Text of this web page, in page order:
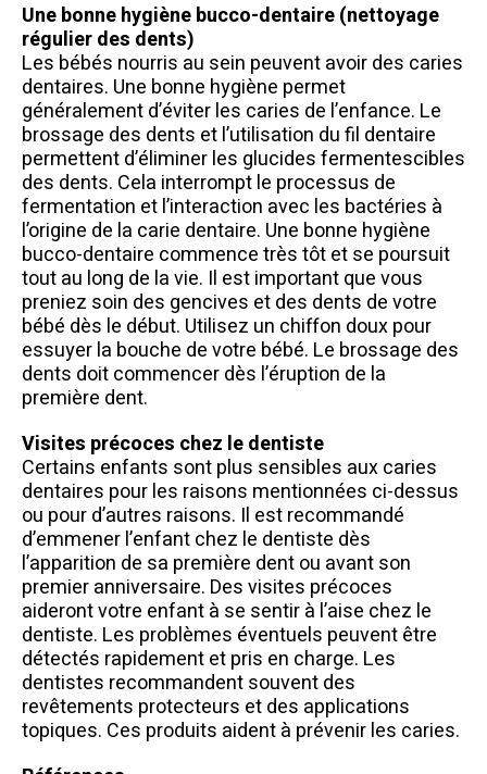
Une bonne hygiène bucco-dentaire (nettoyage
régulier des dents)
Les bébés nourris au sein peuvent avoir des caries
dentaires. Une bonne hygiène permet
généralement d’éviter les caries de l’enfance. Le
brossage des dents et l’utilisation du fil dentaire
permettent d’éliminer les glucides fermentescibles
des dents. Cela interrompt le processus de
fermentation et l’interaction avec les bactéries à
l’origine de la carie dentaire. Une bonne hygiène
bucco-dentaire commence très tôt et se poursuit
tout au long de la vie. Il est important que vous
preniez soin des gencives et des dents de votre
bébé dès le début. Utilisez un chiffon doux pour
essuyer la bouche de votre bébé. Le brossage des
dents doit commencer dès l’éruption de la
première dent.
Visites précoces chez le dentiste
Certains enfants sont plus sensibles aux caries
dentaires pour les raisons mentionnées ci-dessus
ou pour d’autres raisons. Il est recommandé
d’emmener l’enfant chez le dentiste dès
l’apparition de sa première dent ou avant son
premier anniversaire. Des visites précoces
aideront votre enfant à se sentir à l’aise chez le
dentiste. Les problèmes éventuels peuvent être
détectés rapidement et pris en charge. Les
dentistes recommandent souvent des
revêtements protecteurs et des applications
topiques. Ces produits aident à prévenir les caries.